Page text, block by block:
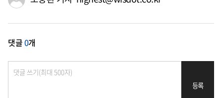
댓글0개
등록